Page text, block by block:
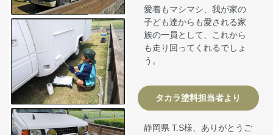
愛着もマシマシ、我が家の
子ども達からも愛される家
族の一員として、これから
も走り回ってくれるでしょ
う。
タカラ塗料担当者より
静岡県 T.S様、ありがとうご